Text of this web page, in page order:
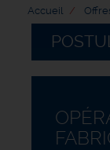
Accueil